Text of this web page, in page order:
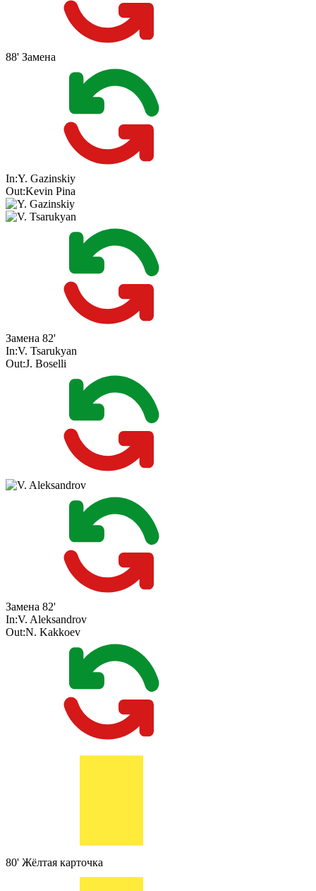
88' Замена
In:Y. Gazinskiy
Out:Kevin Pina
Замена 82'
In:V. Tsarukyan
Out:J. Boselli
Замена 82'
In:V. Aleksandrov
Out:N. Kakkoev
80' Жёлтая карточка